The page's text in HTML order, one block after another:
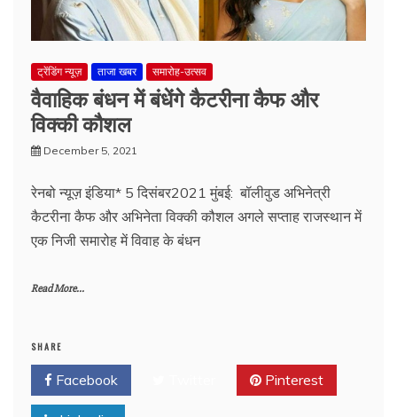
ट्रेंडिंग न्यूज़ ताजा खबर समारोह-उत्सव
वैवाहिक बंधन में बंधेंगे कैटरीना कैफ और
विक्की कौशल
December 5, 2021
रेनबो न्यूज़ इंडिया* 5 दिसंबर2021 मुंबई: बॉलीवुड अभिनेत्री
कैटरीना कैफ और अभिनेता विक्की कौशल अगले सप्ताह राजस्थान में
एक निजी समारोह में विवाह के बंधन
Read More...
SHARE
Facebook Pinterest